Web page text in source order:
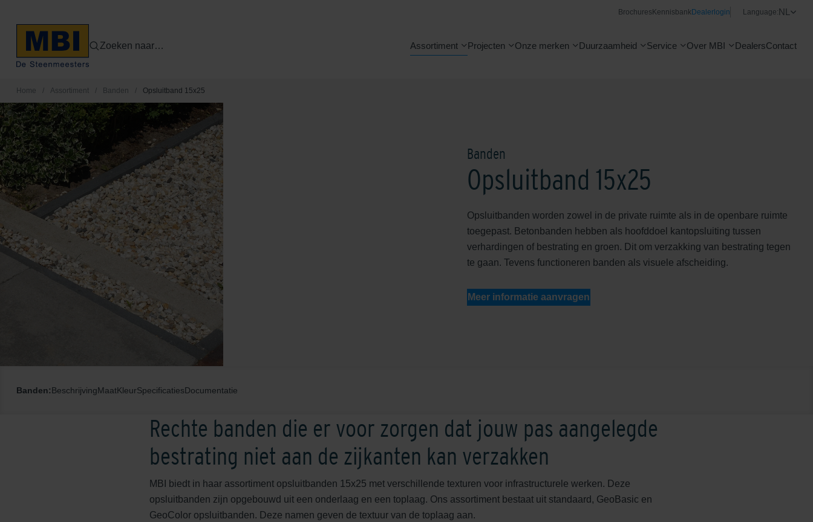
Brochures KennisbankDealerlogin Language:NL
Zoeken naar… Assortiment Projecten Onze merken Duurzaamheid Service Over MBI DealersContact
Home / Assortiment / Banden / Opsluitband 15x25
Banden
Opsluitband 15x25
Opsluitbanden worden zowel in de private ruimte als in de openbare ruimte
toegepast. Betonbanden hebben als hoofddoel kantopsluiting tussen
verhardingen of bestrating en groen. Dit om verzakking van bestrating tegen
te gaan. Tevens functioneren banden als visuele afscheiding.
Meer informatie aanvragen
Banden:BeschrijvingMaatKleurSpecificatiesDocumentatie
Rechte banden die er voor zorgen dat jouw pas aangelegde
bestrating niet aan de zijkanten kan verzakken
MBI biedt in haar assortiment opsluitbanden 15x25 met verschillende texturen voor infrastructurele werken. Deze
opsluitbanden zijn opgebouwd uit een onderlaag en een toplaag. Ons assortiment bestaat uit standaard, GeoBasic en
GeoColor opsluitbanden. Deze namen geven de textuur van de toplaag aan.